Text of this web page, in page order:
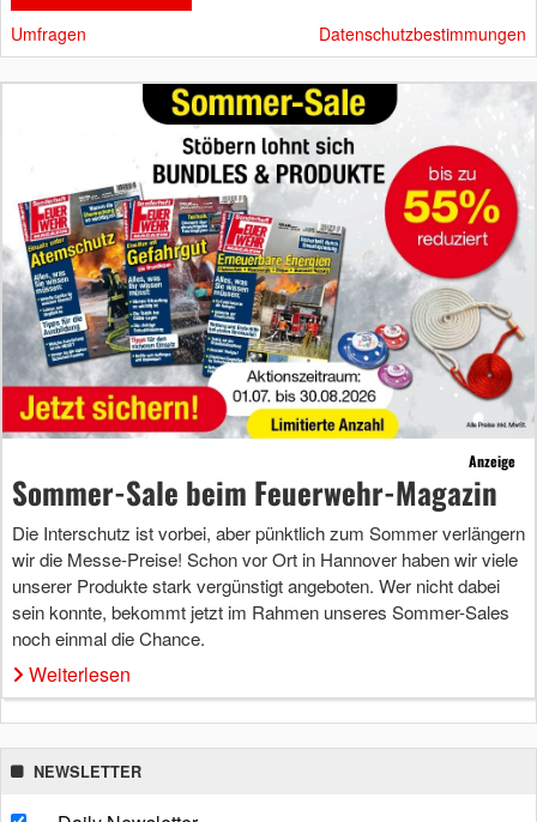
Umfragen Datenschutzbestimmungen
Anzeige
Sommer-Sale beim Feuerwehr-Magazin
Die Interschutz ist vorbei, aber pünktlich zum Sommer verlängern
wir die Messe-Preise! Schon vor Ort in Hannover haben wir viele
unserer Produkte stark vergünstigt angeboten. Wer nicht dabei
sein konnte, bekommt jetzt im Rahmen unseres Sommer-Sales
noch einmal die Chance.
Weiterlesen
NEWSLETTER